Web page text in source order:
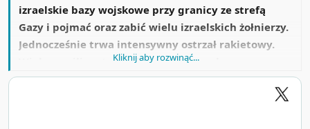
izraelskie bazy wojskowe przy granicy ze strefą
Gazy i pojmać oraz zabić wielu izraelskich żołnierzy.
Jednocześnie trwa intensywny ostrzał rakietowy.
Wielu cywili zostało zabitych i rannych.
Kliknij aby rozwinąć...